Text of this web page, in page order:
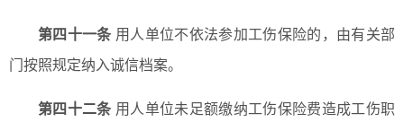
第四十一条 用人单位不依法参加工伤保险的，由有关部
门按照规定纳入诚信档案。
第四十二条 用人单位未足额缴纳工伤保险费造成工伤职